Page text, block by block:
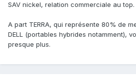
SAV nickel, relation commerciale au top.
A part TERRA, qui représente 80% de
DELL (portables hybrides notamment),
presque plus.